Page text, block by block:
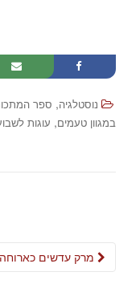
נוסטלגיה, ספר
במגוון טעמים, עוגות